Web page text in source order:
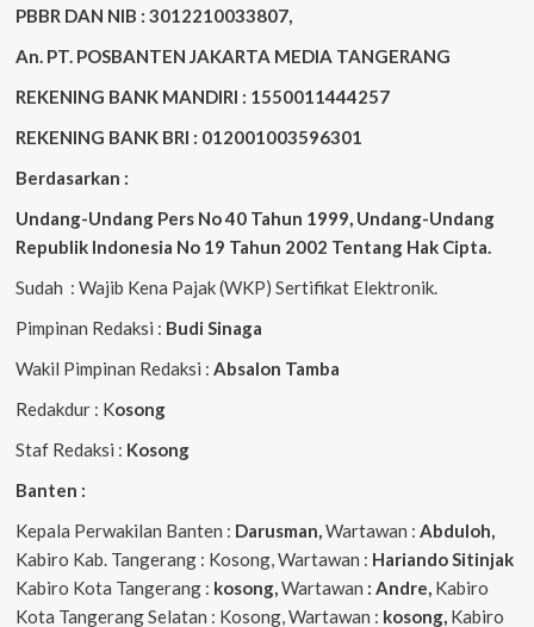
PBBR DAN NIB : 3012210033807,
An. PT. POSBANTEN JAKARTA MEDIA TANGERANG
REKENING BANK MANDIRI : 1550011444257
REKENING BANK BRI : 012001003596301
Berdasarkan :
Undang-Undang Pers No 40 Tahun 1999, Undang-Undang
Republik Indonesia No 19 Tahun 2002 Tentang Hak Cipta
Sudah : Wajib Kena Pajak (WKP) Sertifikat Elektronik.
Pimpinan Redaksi : Budi Sinaga
Wakil Pimpinan Redaksi : Absalon Tamba
Redakdur : Kosong
Staf Redaksi : Kosong
Banten :
Kepala Perwakilan Banten : Darusman, Wartawan : Abduloh,
Kabiro Kab. Tangerang : Kosong, Wartawan : Hariando Sitinjak
Kabiro Kota Tangerang : kosong, Wartawan : Andre, Kabiro
Kota Tangerang Selatan : Kosong, Wartawan : kosong, Kabiro